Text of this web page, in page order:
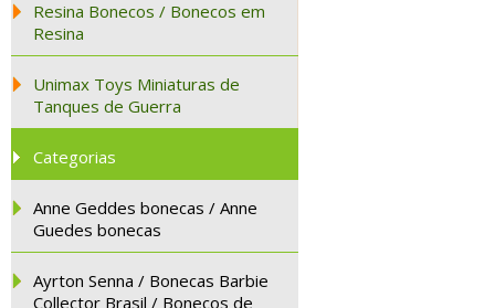
Resina Bonecos / Bonecos em
Resina
Unimax Toys Miniaturas de
Tanques de Guerra
Categorias
Anne Geddes bonecas / Anne
Guedes bonecas
Ayrton Senna / Bonecas Barbie
Collector Brasil / Bonecos de